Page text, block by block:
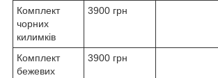
Комплект
чорних
килимків
3900 грн
Комплект
бежевих
3900 грн